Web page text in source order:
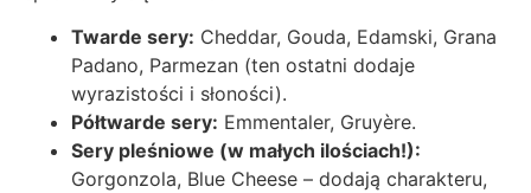
Twarde sery: Cheddar, Gouda, Edamski, Grana
Padano, Parmezan (ten ostatni dodaje
wyrazistości i słoności).
Półtwarde sery: Emmentaler, Gruyère.
Sery pleśniowe (w małych ilościach!):
Gorgonzola, Blue Cheese – dodają charakteru,